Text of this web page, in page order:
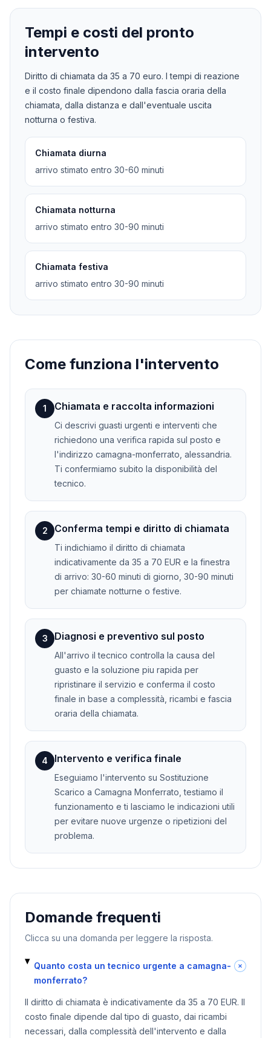
Tempi e costi del pronto
intervento
Diritto di chiamata da 35 a 70 euro. I tempi di reazione
e il costo finale dipendono dalla fascia oraria della
chiamata, dalla distanza e dall'eventuale uscita
notturna o festiva.
Chiamata diurna
arrivo stimato entro 30-60 minuti
Chiamata notturna
arrivo stimato entro 30-90 minuti
Chiamata festiva
arrivo stimato entro 30-90 minuti
Come funziona l'intervento
1 Chiamata e raccolta informazioni
Ci descrivi guasti urgenti e interventi che
richiedono una verifica rapida sul posto e
l'indirizzo camagna-monferrato, alessandria.
Ti confermiamo subito la disponibilità del
tecnico.
2 Conferma tempi e diritto di chiamata
Ti indichiamo il diritto di chiamata
indicativamente da 35 a 70 EUR e la finestra
di arrivo: 30-60 minuti di giorno, 30-90 minuti
per chiamate notturne o festive.
3 Diagnosi e preventivo sul posto
All'arrivo il tecnico controlla la causa del
guasto e la soluzione piu rapida per
ripristinare il servizio e conferma il costo
finale in base a complessità, ricambi e fascia
oraria della chiamata.
4 Intervento e verifica finale
Eseguiamo l'intervento su Sostituzione
Scarico a Camagna Monferrato, testiamo il
funzionamento e ti lasciamo le indicazioni utili
per evitare nuove urgenze o ripetizioni del
problema.
Domande frequenti
Clicca su una domanda per leggere la risposta.
Quanto costa un tecnico urgente a camagna-
monferrato?
Il diritto di chiamata è indicativamente da 35 a 70 EUR. Il
costo finale dipende dal tipo di guasto, dai ricambi
necessari, dalla complessità dell'intervento e dalla